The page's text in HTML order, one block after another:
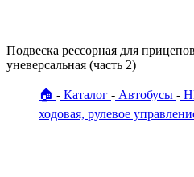
Подвеска рессорная для
уневерсальная (часть 2)
🏠 Каталог Автобусы
ходовая, рулевое